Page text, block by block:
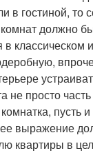
в гостиной, то
должно
в классическом
не просто
пусть
выражение
квартиры в